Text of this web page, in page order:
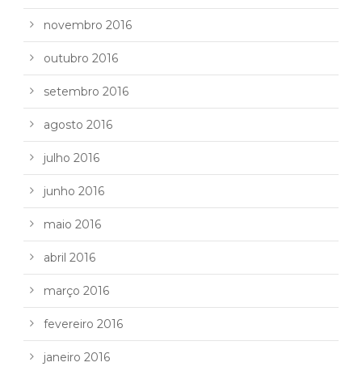
novembro 2016
outubro 2016
setembro 2016
agosto 2016
julho 2016
junho 2016
maio 2016
abril 2016
março 2016
fevereiro 2016
janeiro 2016